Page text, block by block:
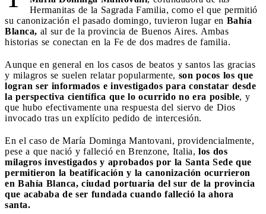
Hermanitas de la Sagrada Familia, como el que permitió
su canonización el pasado domingo, tuvieron lugar en Bahía
Blanca, al sur de la provincia de Buenos Aires. Ambas
historias se conectan en la Fe de dos madres de familia.
Aunque en general en los casos de beatos y santos las gracias
y milagros se suelen relatar popularmente, son pocos los que
logran ser informados e investigados para constatar desde
la perspectiva científica que lo ocurrido no era posible, y
que hubo efectivamente una respuesta del siervo de Dios
invocado tras un explícito pedido de intercesión.
En el caso de María Dominga Mantovani, providencialmente,
pese a que nació y falleció en Brenzone, Italia, los dos
milagros investigados y aprobados por la Santa Sede que
permitieron la beatificación y la canonización ocurrieron
en Bahía Blanca, ciudad portuaria del sur de la provincia
que acababa de ser fundada cuando falleció la ahora
santa.